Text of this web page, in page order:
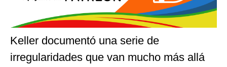
Keller documentó una serie de
irregularidades que van mucho más allá